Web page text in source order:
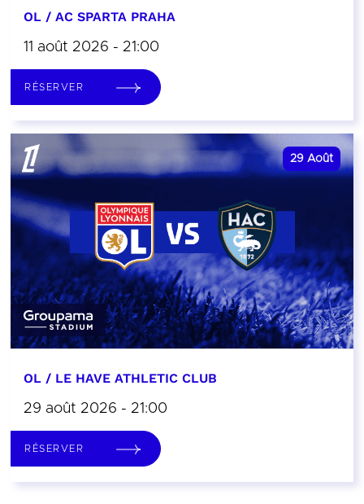
OL / AC SPARTA PRAHA
11 août 2026 - 21:00
RÉSERVER
29 Août
OL / LE HAVE ATHLETIC CLUB
29 août 2026 - 21:00
RÉSERVER